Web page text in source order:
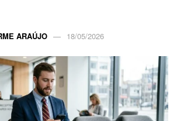
ARAÚJO 18/05/2026